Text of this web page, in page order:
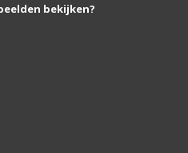
bekijken?